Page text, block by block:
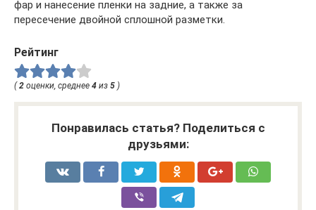
фар и нанесение пленки на задние, а также за
пересечение двойной сплошной разметки.
Рейтинг
( 2 оценки, среднее 4 из 5 )
Понравилась статья? Поделиться с
друзьями: